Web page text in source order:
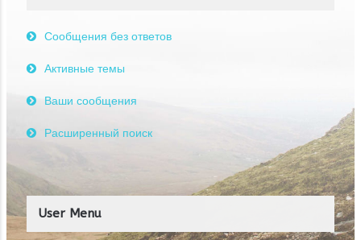
Сообщения без ответов
Активные темы
Ваши сообщения
Расширенный поиск
User Menu